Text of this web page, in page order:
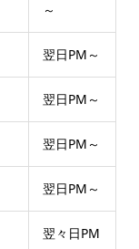
～
翌日PM～
翌日PM～
翌日PM～
翌日PM～
翌々日PM